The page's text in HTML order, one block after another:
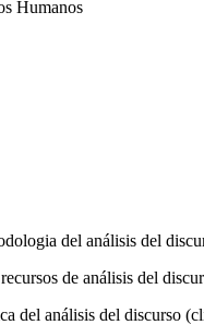
Humanos
del análisis del
de análisis del
del análisis del discurso